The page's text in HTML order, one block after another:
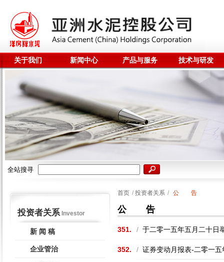
关于我们 新闻中心 产品与服务 技术与研发
全站搜寻
投资者关系Investor
新 闻 稿
企业管治
首页 / 投资者关系 / 公 告
公 告
351. / 于二零一五年五月二十日
352. / 证券变动月报表-二零一五